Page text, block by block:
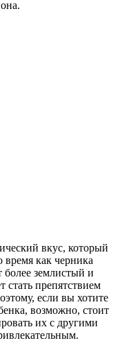
вкус, который
время как черника
более землистый и
стать препятствием
если вы хотите
возможно, стоит
их с другими